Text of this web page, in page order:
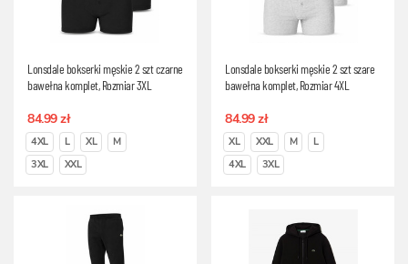
Lonsdale bokserki męskie 2 szt czarne
bawełna komplet, Rozmiar 3XL
84.99 zł
4XL L XL
M
3XL
XXL
Lonsdale bokserki męskie 2 szt szare
bawełna komplet, Rozmiar 4XL
84.99 zł
XL XXL M
L
4XL
3XL